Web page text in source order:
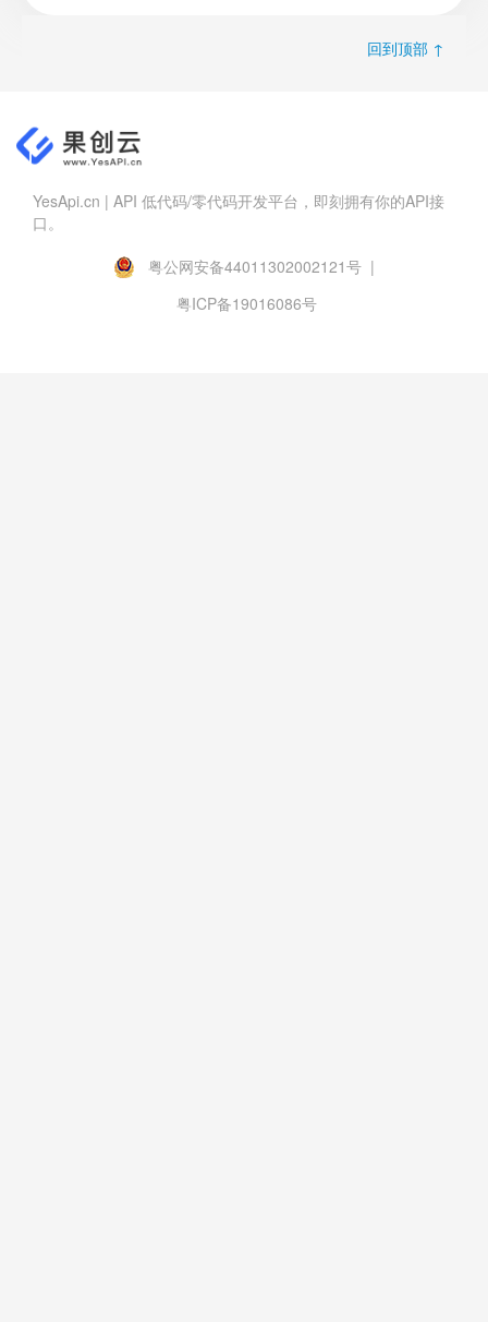
回到顶部 ↑
YesApi.cn | API 低代码/零代码开发平台，即刻拥有你的API接
口。
粤公网安备44011302002121号 |
粤ICP备19016086号